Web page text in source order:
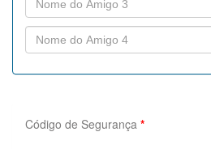
Código de Segurança *